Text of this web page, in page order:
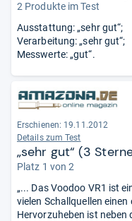
2 Produkte im Test
Ausstattung: „sehr gut“;
Verarbeitung: „sehr gut“;
Messwerte: „gut“.
Erschienen: 19.11.2012
Details zum Test
„sehr gut“ (3
Platz 1 von 2
„... Das Voodoo VR1 ist
vielen Schallquellen
Hervorzuheben ist neben